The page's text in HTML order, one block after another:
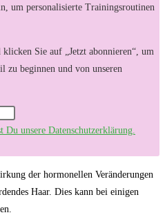
um personalisierte Trainingsroutinen
Sie auf „Jetzt abonnieren“, um
zu beginnen und von unseren
unsere Datenschutzerklärung.
der hormonellen Veränderungen‍
Haar. Dies kann bei einigen​